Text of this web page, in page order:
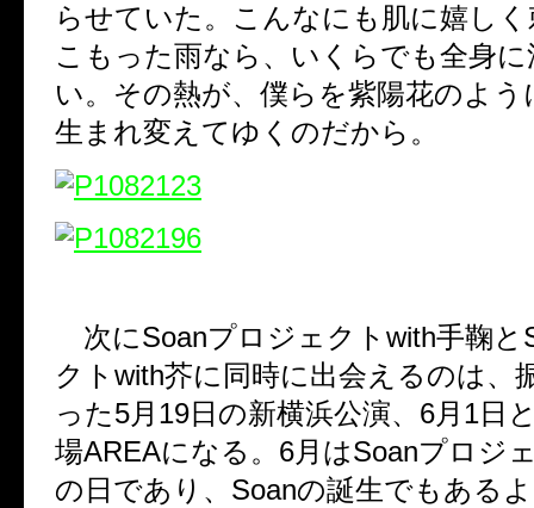
らせていた。こんなにも肌に嬉し
こもった雨なら、いくらでも全身
い。その熱が、僕らを紫陽花のよう
生まれ変えてゆくのだから。
次にSoanプロジェクトwith手鞠と
クトwith芥に同時に出会えるのは、
った5月19日の新横浜公演、6月1日
場AREAになる。6月はSoanプロジ
の日であり、Soanの誕生でもある